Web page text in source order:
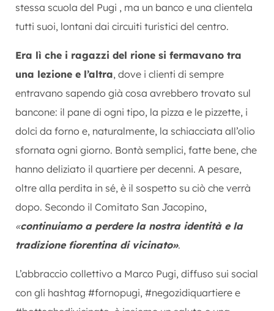
stessa scuola del Pugi , ma un banco e una clientela
tutti suoi, lontani dai circuiti turistici del centro.
Era lì che i ragazzi del rione si fermavano tra
una lezione e l’altra, dove i clienti di sempre
entravano sapendo già cosa avrebbero trovato sul
bancone: il pane di ogni tipo, la pizza e le pizzette, i
dolci da forno e, naturalmente, la schiacciata all’olio
sfornata ogni giorno. Bontà semplici, fatte bene, che
hanno deliziato il quartiere per decenni. A pesare,
oltre alla perdita in sé, è il sospetto su ciò che verrà
dopo. Secondo il Comitato San Jacopino,
«continuiamo a perdere la nostra identità e la
tradizione fiorentina di vicinato».
L’abbraccio collettivo a Marco Pugi, diffuso sui social
con gli hashtag #fornopugi, #negozidiquartiere e